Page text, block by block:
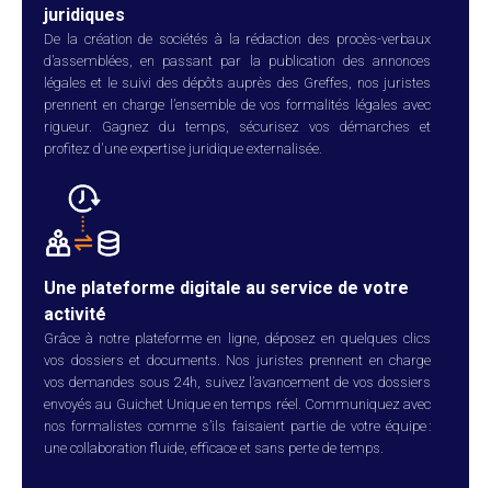
juridiques
De la création de sociétés à la rédaction des procès-verbaux
d’assemblées, en passant par la publication des annonces
légales et le suivi des dépôts auprès des Greffes, nos juristes
prennent en charge l’ensemble de vos formalités légales avec
rigueur. Gagnez du temps, sécurisez vos démarches et
profitez d'une expertise juridique externalisée.
Une plateforme digitale au service de votre
activité
Grâce à notre plateforme en ligne, déposez en quelques clics
vos dossiers et documents. Nos juristes prennent en charge
vos demandes sous 24h, suivez l’avancement de vos dossiers
envoyés au Guichet Unique en temps réel. Communiquez avec
nos formalistes comme s’ils faisaient partie de votre équipe :
une collaboration fluide, efficace et sans perte de temps.